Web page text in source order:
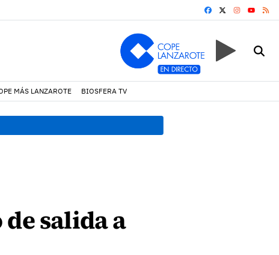
FACEBOOK
YOUTUBE
MÁS LANZAROTE BIOSFERA TV
salida a